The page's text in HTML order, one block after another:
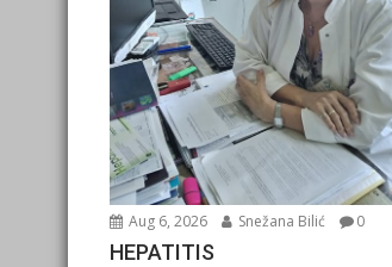
Aug 6, 2026 Snežana Bilić 0
HEPATITIS